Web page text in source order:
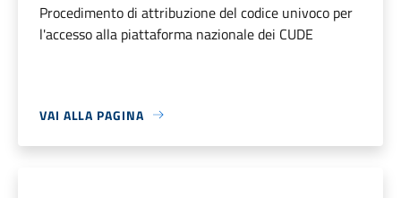
Procedimento di attribuzione del codice univoco per
l'accesso alla piattaforma nazionale dei CUDE
VAI ALLA PAGINA